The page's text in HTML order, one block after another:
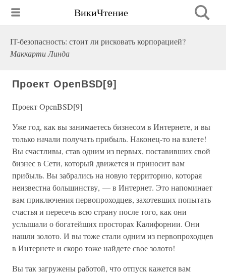
ВикиЧтение
IT-безопасность: стоит ли рисковать корпорацией?
Маккарти Линда
Проект OpenBSD[9]
Проект OpenBSD[9]
Уже год, как вы занимаетесь бизнесом в Интернете, и вы
только начали получать прибыль. Наконец-то на взлете!
Вы счастливы, став одним из первых, поставивших свой
бизнес в Сети, который движется и приносит вам
прибыль. Вы забрались на новую территорию, которая
неизвестна большинству, — в Интернет. Это напоминает
вам приключения первопроходцев, захотевших попытать
счастья и пересечь всю страну после того, как они
услышали о богатейших просторах Калифорнии. Они
нашли золото. И вы тоже стали одним из первопроходцев
в Интернете и скоро тоже найдете свое золото!
Вы так загружены работой, что отпуск кажется вам